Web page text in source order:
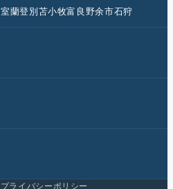
室蘭登別苫小牧富良野余市石狩
プライバシーポリシー